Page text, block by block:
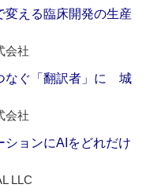
変える臨床開発の生産
会社
なぐ「翻訳者」に 城
会社
ションにAIをどれだけ
LLC